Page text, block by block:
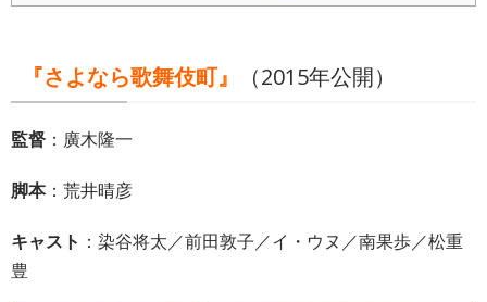
『さよなら歌舞伎町』 （2015年公開）
監督 ：廣木隆一
脚本：荒井晴彦
キャスト ：染谷将太／前田敦子／イ・ウヌ／南果歩／松重
豊